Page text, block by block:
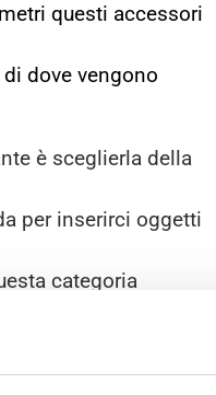
questi accessori
dove vengono
è sceglierla della
per inserirci oggetti
categoria
per proteggere i